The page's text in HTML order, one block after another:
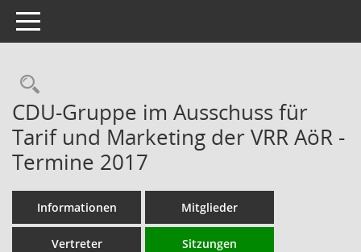
Toggle navigation
Rechercheauswahl
CDU-Gruppe im Ausschuss für
Tarif und Marketing der VRR AöR -
Termine 2017
Informationen Mitglieder
Vertreter Sitzungen